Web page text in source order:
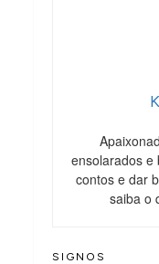
ensolarados e
contos e dar
saiba o
SIGNOS